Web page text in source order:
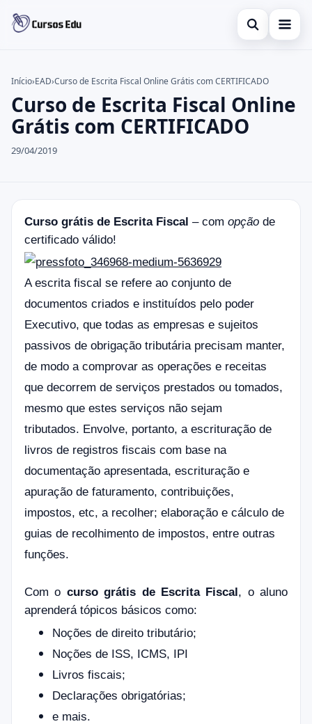
Abrir busca
Inglês
Idiomas
Buscar no site ×
Buscar por:
Pressione Enter para buscar ou ESC para fechar.
Início›EAD›Curso de Escrita Fiscal Online Grátis com CERTIFICADO
Curso de Escrita Fiscal Online
Grátis com CERTIFICADO
29/04/2019
Curso grátis de Escrita Fiscal – com opção de
certificado válido!
A escrita fiscal se refere ao conjunto de
documentos criados e instituídos pelo poder
Executivo, que todas as empresas e sujeitos
passivos de obrigação tributária precisam manter,
de modo a comprovar as operações e receitas
que decorrem de serviços prestados ou tomados,
mesmo que estes serviços não sejam
tributados. Envolve, portanto, a escrituração de
livros de registros fiscais com base na
documentação apresentada, escrituração e
apuração de faturamento, contribuições,
impostos, etc, a recolher; elaboração e cálculo de
guias de recolhimento de impostos, entre outras
funções.
Com o curso grátis de Escrita Fiscal, o aluno
aprenderá tópicos básicos como:
Noções de direito tributário;
Noções de ISS, ICMS, IPI
Livros fiscais;
Declarações obrigatórias;
e mais.